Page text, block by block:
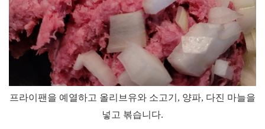
프라이팬을 예열하고 올리브유와 소고기 , 양파, 다진 마늘을
넣고 볶습니다.